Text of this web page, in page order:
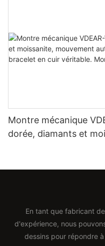
Montre mécanique
dorée, diamants et
En tant que fabricant
d'expérience, nous
dessins pour répondre